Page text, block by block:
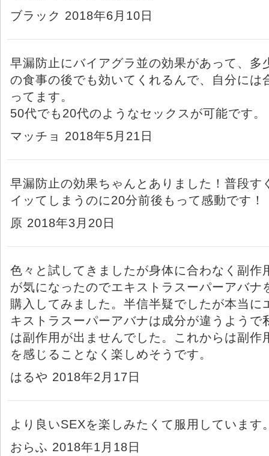
ブラック 2018年6月10日
早漏防止にバイアグラ並の効果があって、多
の食事の後でも効いてくれるんで、自分には
ってます。
50代でも20代のようなセックスが可能です。
マッチョ 2018年5月21日
早漏防止の効果ちゃんとありました！普段す
イッてしまうのに20分前後もって感動です！
原 2018年3月20日
色々と試してきましたが身体に合わなく副作
が気になったのでエキストラスーパーアバナ
購入してみました。半信半疑でしたが本当に
キストラスーパーアバナは成分が違うようで
は副作用が出ませんでした。これからは副作
を感じることなく楽しめそうです。
はるや 2018年2月17日
より良いSEXを楽しみたくて服用しています
おらふ 2018年1月18日